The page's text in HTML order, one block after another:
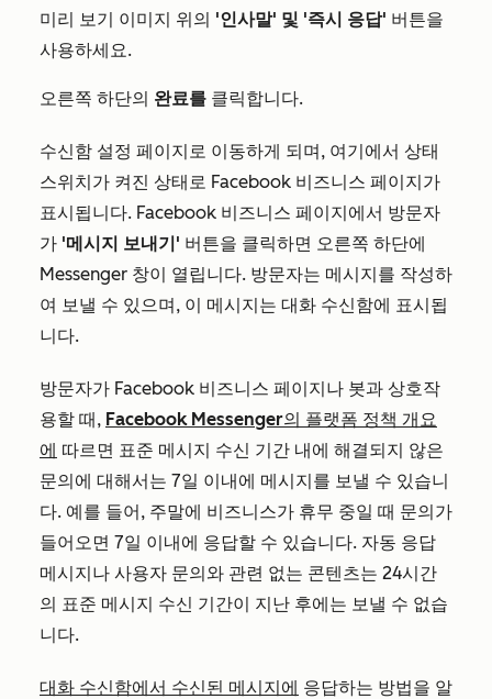
미리 보기 이미지 위의 '인사말' 및 '즉시 응답' 버튼을
사용하세요.
오른쪽 하단의 완료를 클릭합니다.
수신함 설정 페이지로 이동하게 되며, 여기에서 상태
스위치가 켜진 상태로 Facebook 비즈니스 페이지가
표시됩니다. Facebook 비즈니스 페이지에서 방문자
가 '메시지 보내기' 버튼을 클릭하면 오른쪽 하단에
Messenger 창이 열립니다. 방문자는 메시지를 작성하
여 보낼 수 있으며, 이 메시지는 대화 수신함에 표시됩
니다.
방문자가 Facebook 비즈니스 페이지나 봇과 상호작
용할 때, Facebook Messenger의 플랫폼 정책 개요
에 따르면 표준 메시지 수신 기간 내에 해결되지 않은
문의에 대해서는 7일 이내에 메시지를 보낼 수 있습니
다. 예를 들어, 주말에 비즈니스가 휴무 중일 때 문의가
들어오면 7일 이내에 응답할 수 있습니다. 자동 응답
메시지나 사용자 문의와 관련 없는 콘텐츠는 24시간
의 표준 메시지 수신 기간이 지난 후에는 보낼 수 없습
니다.
대화 수신함에서 수신된 메시지에 응답하는 방법을 알